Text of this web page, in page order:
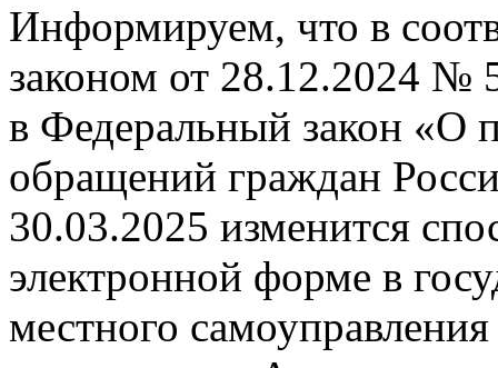
Информируем, что в
законом от 28.12.2024 №
в Федеральный закон «О
обращений граждан
30.03.2025 изменится
электронной форме в
местного